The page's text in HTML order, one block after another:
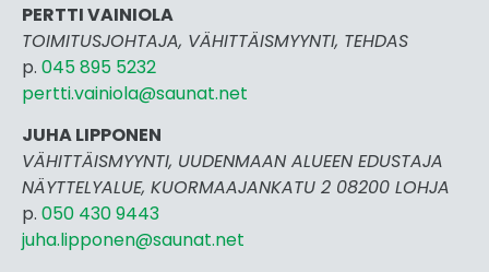
PERTTI VAINIOLA
TOIMITUSJOHTAJA, VÄHITTÄISMYYNTI, TEHDAS
p. 045 895 5232
pertti.vainiola@saunat.net
JUHA LIPPONEN
VÄHITTÄISMYYNTI, UUDENMAAN ALUEEN EDUSTAJA
NÄYTTELYALUE, KUORMAAJANKATU 2 08200 LOHJA
p. 050 430 9443
juha.lipponen@saunat.net